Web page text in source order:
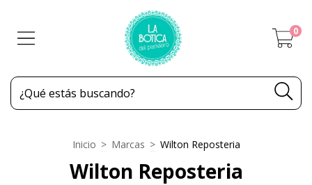
0
Inicio > Marcas > Wilton Reposteria
Wilton Reposteria